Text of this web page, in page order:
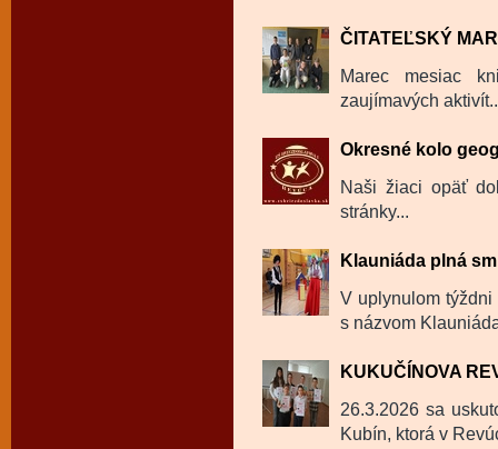
ČITATEĽSKÝ
Marec mesiac
zaujímavých
Okresné kolo
Naši žiaci opäť
stránky...
Klauniáda plná
V uplynulom
s názvom
KUKUČÍNOVA
26.3.2026 sa
Kubín, ktorá v